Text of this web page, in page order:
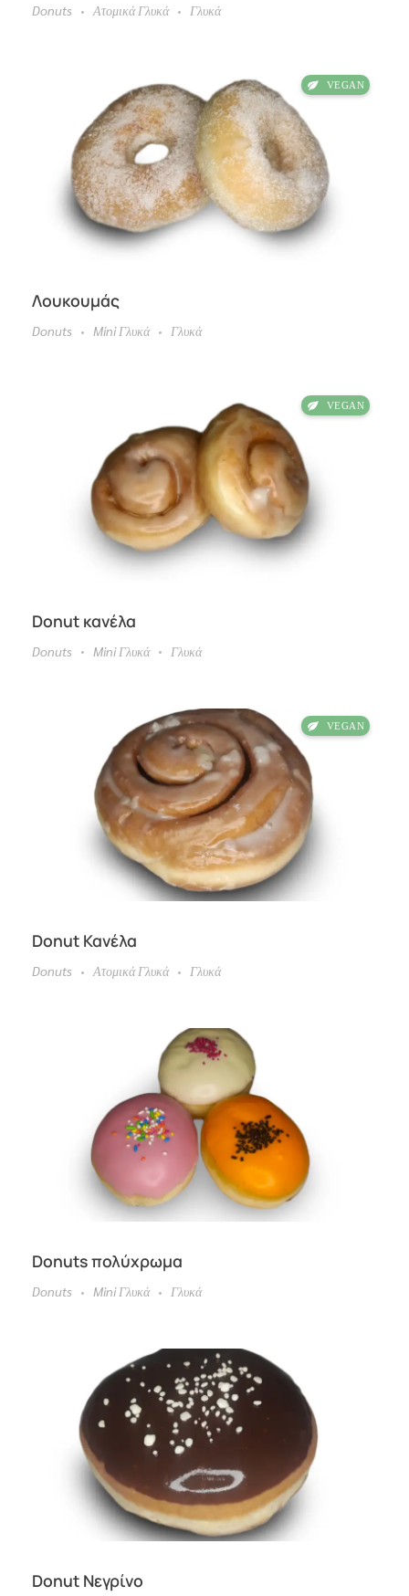
Donuts Ατομικά Γλυκά Γλυκά
Λουκουμάς
Donuts Mini Γλυκά Γλυκά
Donut κανέλα
Donuts Mini Γλυκά Γλυκά
Donut Κανέλα
Donuts Ατομικά Γλυκά Γλυκά
Donuts πολύχρωμα
Donuts Mini Γλυκά Γλυκά
Donut Νεγρίνο